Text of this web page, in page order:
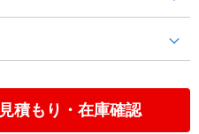
見積もり・在庫確認